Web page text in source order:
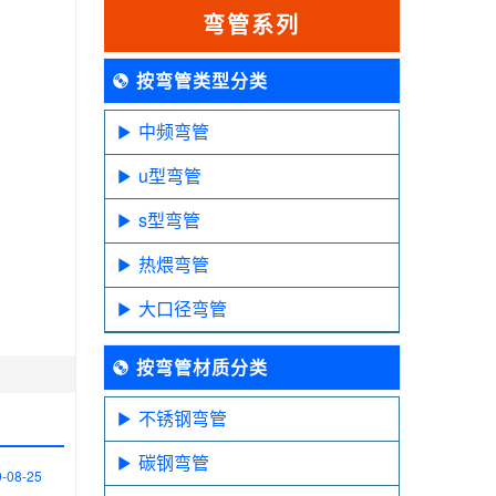
08-25
弯管系列
按弯管类型分类
中频弯管
u型弯管
s型弯管
热煨弯管
大口径弯管
按弯管材质分类
不锈钢弯管
碳钢弯管